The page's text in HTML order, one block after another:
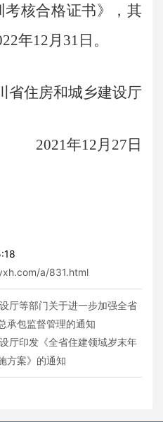
核合格证书》，其
年12月31日。
省住房和城乡建设厅
2021年12月27日
a/831.html
厅等部门关于进一步加强全省
承包监督管理的通知
厅印发《全省住建领域岁末年
方案》的通知